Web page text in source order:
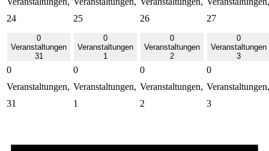
24
25
26
27
0
Veranstaltungen
31
0
Veranstaltungen,
31
0
Veranstaltungen
1
0
Veranstaltungen,
1
0
Veranstaltungen
2
0
Veranstaltungen,
2
0
Veranstaltungen
3
0
Veranstaltungen,
3